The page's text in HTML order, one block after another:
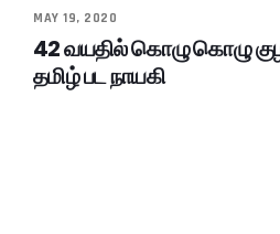
MAY 19, 2020
42 வயதில் கொழு கொழு
தமிழ் பட நாயகி